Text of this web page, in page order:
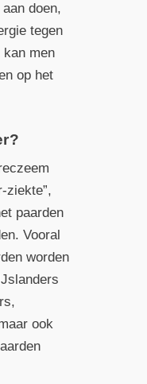
doen,
tegen
men
op het
ziekte”,
paarden
Vooral
worden
ook